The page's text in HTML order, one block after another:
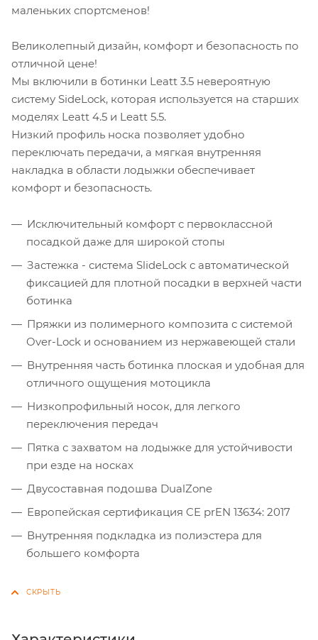
маленьких спортсменов!
Великолепный дизайн, комфорт и безопасность по
отличной цене!
Мы включили в ботинки Leatt 3.5 невероятную
систему SideLock, которая используется на старших
моделях Leatt 4.5 и Leatt 5.5.
Низкий профиль носка позволяет удобно
переключать передачи, а мягкая внутренняя
накладка в области лодыжки обеспечивает
комфорт и безопасность.
Исключительный комфорт с первоклассной
посадкой даже для широкой стопы
Застежка - система SlideLock с автоматической
фиксацией для плотной посадки в верхней части
ботинка
Пряжки из полимерного композита с системой
Over-Lock и основанием из нержавеющей стали
Внутренняя часть ботинка плоская и удобная для
отличного ощущения мотоцикла
Низкопрофильный носок, для легкого
переключения передач
Пятка с захватом на лодыжке для устойчивости
при езде на носках
Двусоставная подошва DualZone
Европейская сертификация CE prEN 13634: 2017
Внутренняя подкладка из полиэстера для
большего комфорта